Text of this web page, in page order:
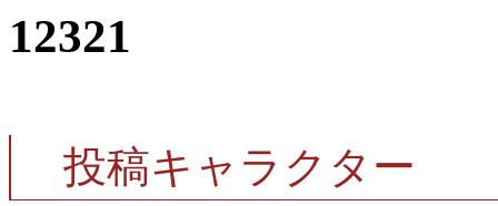
12321
投稿キャラクター